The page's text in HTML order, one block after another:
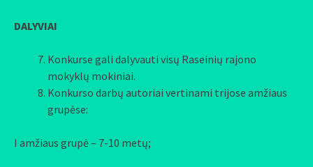
DALYVIAI
Konkurse gali dalyvauti visų Raseinių rajono
mokyklų mokiniai.
Konkurso darbų autoriai vertinami trijose amžiaus
grupėse:
I amžiaus grupė – 7-10 metų;